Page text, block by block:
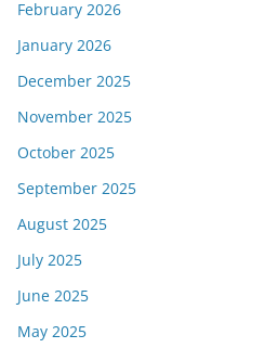
February 2026
January 2026
December 2025
November 2025
October 2025
September 2025
August 2025
July 2025
June 2025
May 2025